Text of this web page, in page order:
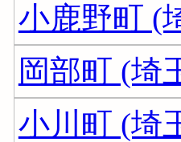
小鹿野町 (
岡部町 (埼
小川町 (埼